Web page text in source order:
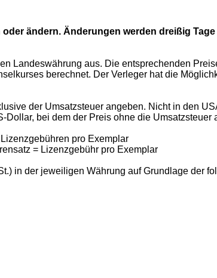
ändern. Änderungen werden dreißig
Landeswährung aus. Die entsprechenden
berechnet. Der Verleger hat die
der Umsatzsteuer angeben. Nicht in den
bei dem der Preis ohne die Umsatzsteuer
pro Exemplar
= Lizenzgebühr pro Exemplar
in der jeweiligen Währung auf Grundlage der